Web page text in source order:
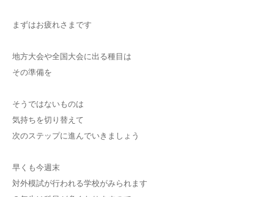
まずはお疲れさまです
地方大会や全国大会に出る種目は
その準備を
そうではないものは
気持ちを切り替えて
次のステップに進んでいきましょう
早くも今週末
対外模試が行われる学校がみられます